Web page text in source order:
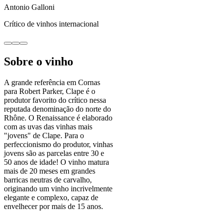
Antonio Galloni
Crítico de vinhos internacional
Sobre o vinho
A grande referência em Cornas
para Robert Parker, Clape é o
produtor favorito do crítico nessa
reputada denominação do norte do
Rhône. O Renaissance é elaborado
com as uvas das vinhas mais
"jovens" de Clape. Para o
perfeccionismo do produtor, vinhas
jovens são as parcelas entre 30 e
50 anos de idade! O vinho matura
mais de 20 meses em grandes
barricas neutras de carvalho,
originando um vinho incrivelmente
elegante e complexo, capaz de
envelhecer por mais de 15 anos.